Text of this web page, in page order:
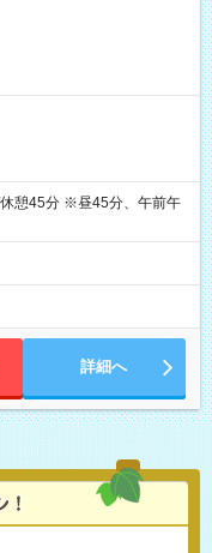
休憩45分 ※昼45分、午前午
詳細へ